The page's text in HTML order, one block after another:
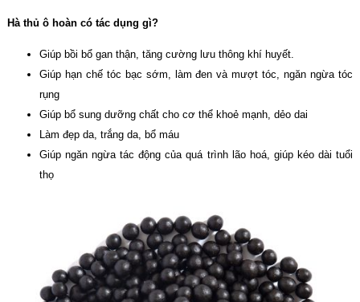
Hà thủ ô hoàn có tác dụng gì?
Giúp bồi bổ gan thận, tăng cường lưu thông khí huyết.
Giúp hạn chế tóc bạc sớm, làm đen và mượt tóc, ngăn ngừa tóc
rụng
Giúp bổ sung dưỡng chất cho cơ thể khoẻ mạnh, dẻo dai
Làm đẹp da, trắng da, bổ máu
Giúp ngăn ngừa tác động của quá trình lão hoá, giúp kéo dài tuổi
thọ